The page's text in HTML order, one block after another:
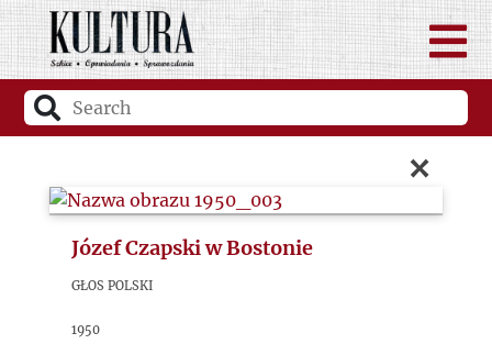
×
Józef Czapski w Bostonie
Głos Polski
1950